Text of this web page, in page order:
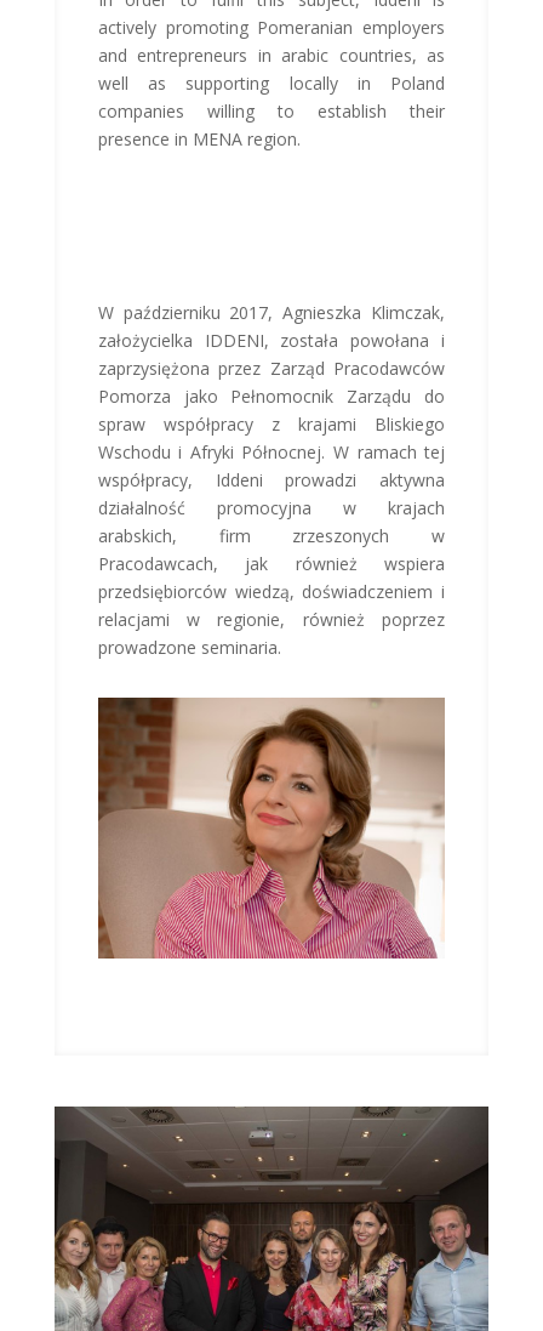
actively promoting Pomeranian employers
and entrepreneurs in arabic countries, as
well as supporting locally in Poland
companies willing to establish their
presence in MENA region.
W październiku 2017, Agnieszka Klimczak,
założycielka IDDENI, została powołana i
zaprzysiężona przez Zarząd Pracodawców
Pomorza jako Pełnomocnik Zarządu do
spraw współpracy z krajami Bliskiego
Wschodu i Afryki Północnej. W ramach tej
współpracy, Iddeni prowadzi aktywna
działalność promocyjna w krajach
arabskich, firm zrzeszonych w
Pracodawcach, jak również wspiera
przedsiębiorców wiedzą, doświadczeniem i
relacjami w regionie, również poprzez
prowadzone seminaria.